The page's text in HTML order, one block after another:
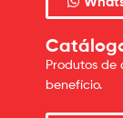
Produtos de
benefício.